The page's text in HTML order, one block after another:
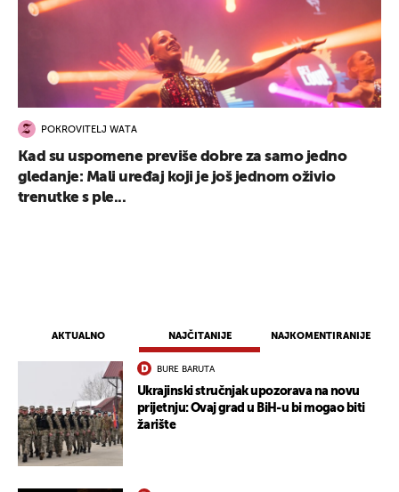
AKTUALNO NAJČITANIJE NAJKOMENTIRANIJE
BURE BARUTA
Ukrajinski stručnjak upozorava na novu
prijetnju: Ovaj grad u BiH-u bi mogao biti
žarište
POKROVITELJ WATA
Kad su uspomene previše dobre za samo jedno
gledanje: Mali uređaj koji je još jednom oživio
trenutke s ple...